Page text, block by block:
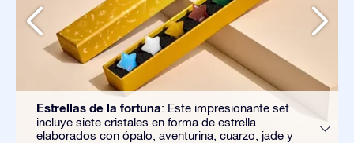
Estrellas de la fortuna: Este impresionante set
incluye siete cristales en forma de estrella
elaborados con ópalo, aventurina, cuarzo, jade y